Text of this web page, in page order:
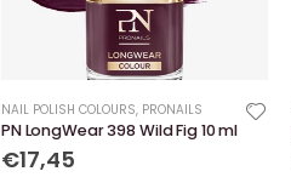
NAIL POLISH COLOURS, PRONAILS
PN LongWear 398 Wild Fig 10 ml
€17,45